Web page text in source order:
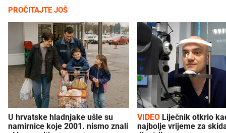
PROČITAJTE JOŠ
U hrvatske hladnjake ušle su
namirnice koje 2001. nismo znali
VIDEO
najbolje vrijeme za